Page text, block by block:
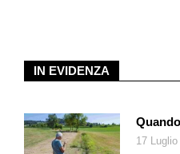
connesse al settore; piuttosto
qui per compiere un rapido
Come noto, usufruiscono dei
canalinews, che hanno trovato
IN EVIDENZA
17